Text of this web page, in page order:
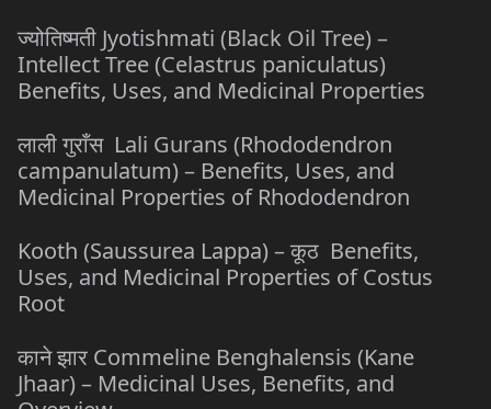
ज्योतिष्मती Jyotishmati (Black Oil Tree) –
Intellect Tree (Celastrus paniculatus)
Benefits, Uses, and Medicinal Properties
लाली गुराँस Lali Gurans (Rhododendron
campanulatum) – Benefits, Uses, and
Medicinal Properties of Rhododendron
Kooth (Saussurea Lappa) – कूठ Benefits,
Uses, and Medicinal Properties of Costus
Root
काने झार Commeline Benghalensis (Kane
Jhaar) – Medicinal Uses, Benefits, and